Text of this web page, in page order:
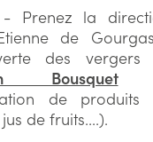
- Prenez la
de
des
Bousquet
de produits
de fruits....).